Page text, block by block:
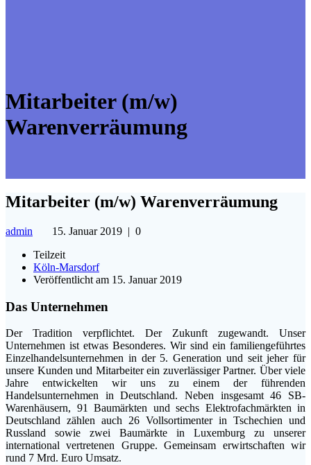
Mitarbeiter (m/w)
Warenverräumung
Mitarbeiter (m/w) Warenverräumung
admin 15. Januar 2019 | 0
Teilzeit
Köln-Marsdorf
Veröffentlicht am 15. Januar 2019
Das Unternehmen
Der Tradition verpflichtet. Der Zukunft zugewandt. Unser
Unternehmen ist etwas Besonderes. Wir sind ein familiengeführtes
Einzelhandelsunternehmen in der 5. Generation und seit jeher für
unsere Kunden und Mitarbeiter ein zuverlässiger Partner. Über viele
Jahre entwickelten wir uns zu einem der führenden
Handelsunternehmen in Deutschland. Neben insgesamt 46 SB-
Warenhäusern, 91 Baumärkten und sechs Elektrofachmärkten in
Deutschland zählen auch 26 Vollsortimenter in Tschechien und
Russland sowie zwei Baumärkte in Luxemburg zu unserer
international vertretenen Gruppe. Gemeinsam erwirtschaften wir
rund 7 Mrd. Euro Umsatz.